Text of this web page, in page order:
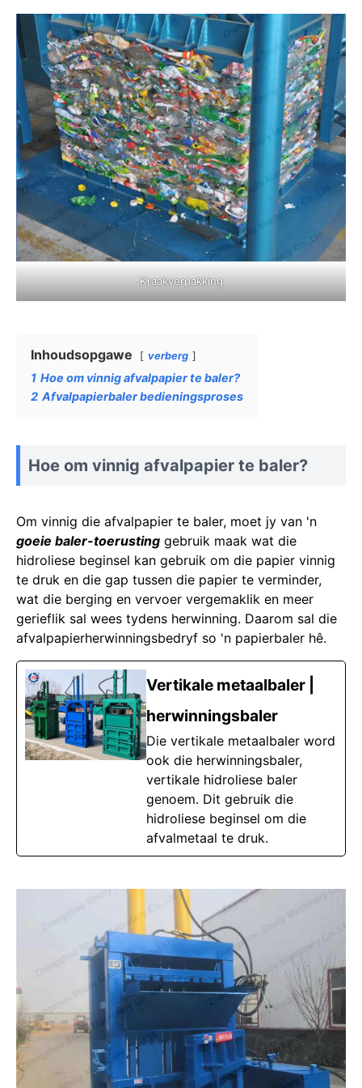
Kraakverpakking
Inhoudsopgawe verberg
1 Hoe om vinnig afvalpapier te baler?
2 Afvalpapierbaler bedieningsproses
Hoe om vinnig afvalpapier te baler?
Om vinnig die afvalpapier te baler, moet jy van 'n
goeie baler-toerusting gebruik maak wat die
hidroliese beginsel kan gebruik om die papier vinnig
te druk en die gap tussen die papier te verminder,
wat die berging en vervoer vergemaklik en meer
gerieflik sal wees tydens herwinning. Daarom sal die
afvalpapierherwinningsbedryf so 'n papierbaler hê.
Vertikale metaalbaler |
herwinningsbaler
Die vertikale metaalbaler word
ook die herwinningsbaler,
vertikale hidroliese baler
genoem. Dit gebruik die
hidroliese beginsel om die
afvalmetaal te druk.